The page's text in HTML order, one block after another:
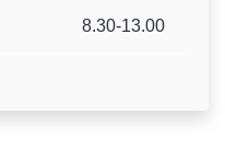
8.30-13.00